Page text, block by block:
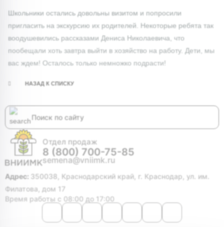
Школьники остались довольны визитом и попросили
пригласить на экскурсию их родителей. Некоторые ребята так
воодушевились рассказами Дениса Николаевича, что
пообещали хоть завтра выйти в хозяйство на работу. Дети, мы
вас ждем! Осталось только немножко подрасти!
НАЗАД К СПИСКУ
Отдел продаж
8 (800) 700-75-85
semena@vniimk.ru
Адрес: 350038, Краснодарский край, г. Краснодар, ул. им.
Филатова, дом 17
Время работы с 08:00 до 17:00